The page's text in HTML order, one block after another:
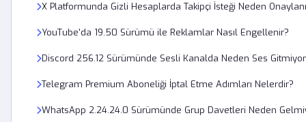
X Platformunda Gizli Hesaplarda Takipçi İsteği Neden
YouTube'da 19.50 Sürümü ile Reklamlar Nasıl Engellenir?
Discord 256.12 Sürümünde Sesli Kanalda Neden Ses
Telegram Premium Aboneliği İptal Etme Adımları Nelerdir?
WhatsApp 2.24.24.0 Sürümünde Grup Davetleri Neden